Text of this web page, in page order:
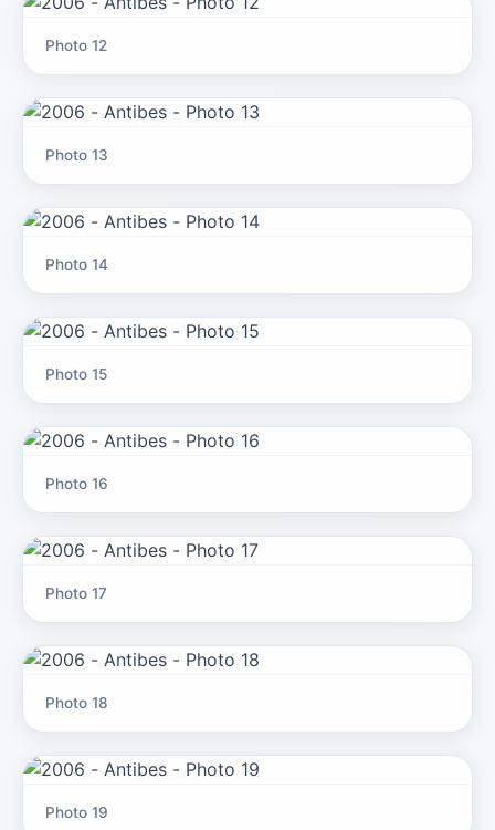
Photo 12
Photo 13
Photo 14
Photo 15
Photo 16
Photo 17
Photo 18
Photo 19